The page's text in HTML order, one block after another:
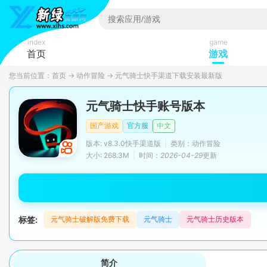
index
首页
game
游戏
您当前位置： 首页 → 动作冒险 → 元气骑士快手渠道下载安装最新版
元气骑士快手账号版本
国产游戏 官方服
中文
版本: v8.3.0快手渠道版
类别：动作冒险
大小: 268.3M
时间： 2026-04-29更新
标签: 元气骑士破解版免费下载 元气骑士 元气骑士历史版本
简介